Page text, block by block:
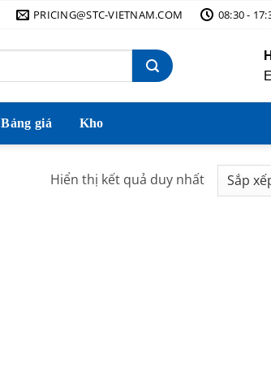
PRICING@STC-VIETNAM.COM 08:30 -
Bảng giá Kho
Hiển thị kết quả duy nhất